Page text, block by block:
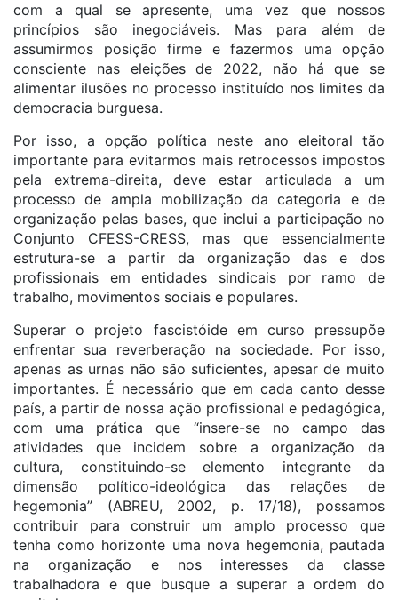
com a qual se apresente, uma vez que nossos
princípios são inegociáveis. Mas para além de
assumirmos posição firme e fazermos uma opção
consciente nas eleições de 2022, não há que se
alimentar ilusões no processo instituído nos limites da
democracia burguesa.
Por isso, a opção política neste ano eleitoral tão
importante para evitarmos mais retrocessos impostos
pela extrema-direita, deve estar articulada a um
processo de ampla mobilização da categoria e de
organização pelas bases, que inclui a participação no
Conjunto CFESS-CRESS, mas que essencialmente
estrutura-se a partir da organização das e dos
profissionais em entidades sindicais por ramo de
trabalho, movimentos sociais e populares.
Superar o projeto fascistóide em curso pressupõe
enfrentar sua reverberação na sociedade. Por isso,
apenas as urnas não são suficientes, apesar de muito
importantes. É necessário que em cada canto desse
país, a partir de nossa ação profissional e pedagógica,
com uma prática que “insere-se no campo das
atividades que incidem sobre a organização da
cultura, constituindo-se elemento integrante da
dimensão político-ideológica das relações de
hegemonia” (ABREU, 2002, p. 17/18), possamos
contribuir para construir um amplo processo que
tenha como horizonte uma nova hegemonia, pautada
na organização e nos interesses da classe
trabalhadora e que busque a superar a ordem do